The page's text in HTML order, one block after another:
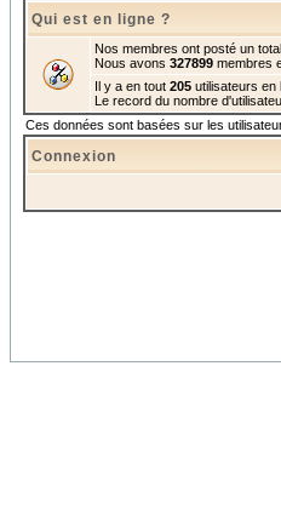
Qui est en ligne ?
Nos membres ont posté un
Nous avons 327899 membres
Il y a en tout 205 utilisateurs
Le record du nombre
Ces données sont basées sur les
Connexion